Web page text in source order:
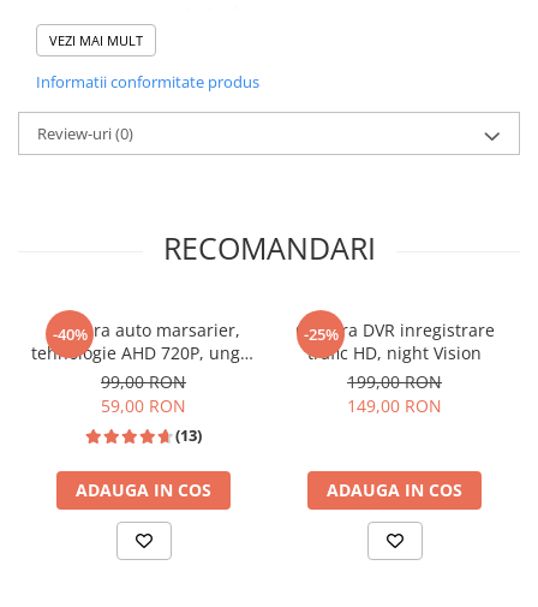
🖥️ Interfață Intuitivă și Modernă
📱 Meniu Aplicații Structurat
VEZI MAI MULT
Informatii conformitate produs
Review-uri(0)
RECOMANDARI
-40%
Camera auto marsarier,
tehnologie AHD 720P, unghi
170 grade, rezistenta la apa
si praf
99,00 RON
59,00 RON
(13)
ADAUGA IN COS
-25%
Camera DVR inregistrare
trafic HD, night Vision
199,00 RON
149,00 RON
ADAUGA IN COS